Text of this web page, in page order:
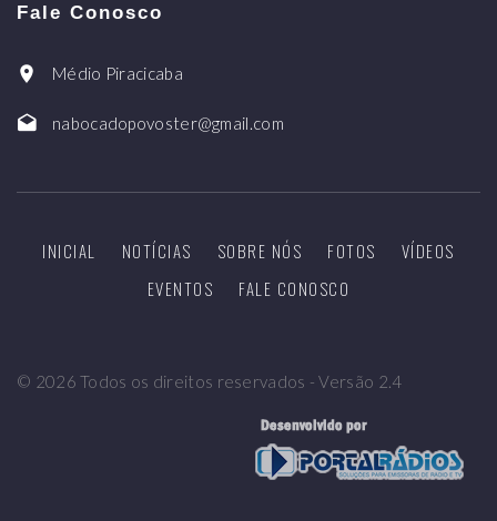
Fale Conosco
Médio Piracicaba
nabocadopovoster@gmail.com
INICIAL NOTÍCIAS SOBRE NÓS FOTOS
VÍDEOS
EVENTOS
FALE CONOSCO
© 2026 Todos os direitos reservados - Versão 2.4